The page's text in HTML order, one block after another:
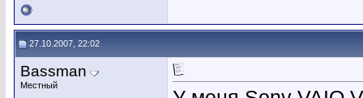
27.10.2007, 22:02
Bassman
Местный